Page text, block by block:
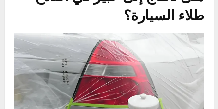
غطاء السيارة وسيلة فعالة لحمايتها من العوامل
الخارجية مثل أشعة الشمس، الأمطار الحمضية،
والغبار. اختر غطاءً بجودة عالية يتناسب مع حجم
السيارة لضمان الحماية الكاملة.
الحفاظ على الطلاء باتباع هذه النصائح يطيل من